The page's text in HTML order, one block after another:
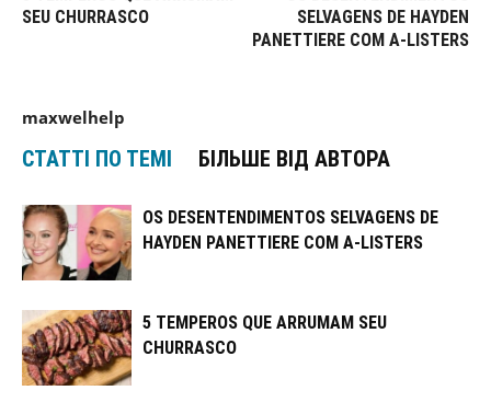
SEU CHURRASCO
SELVAGENS DE HAYDEN
PANETTIERE COM A-LISTERS
maxwelhelp
СТАТТІ ПО ТЕМІ БІЛЬШЕ ВІД АВТОРА
OS DESENTENDIMENTOS SELVAGENS DE
HAYDEN PANETTIERE COM A-LISTERS
5 TEMPEROS QUE ARRUMAM SEU
CHURRASCO